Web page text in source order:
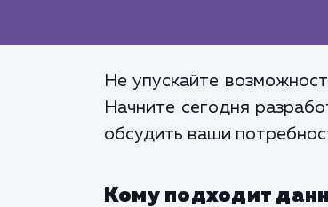
Не упускайте
Начните сегодня
обсудить ваши
Кому подходит